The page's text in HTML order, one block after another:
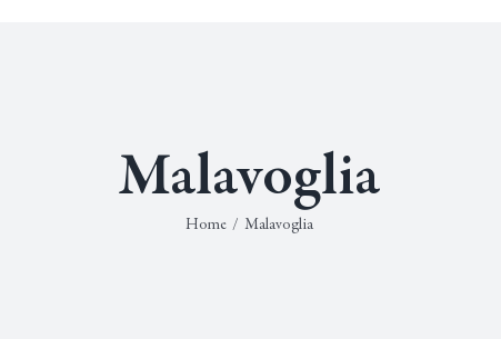
Malavoglia
Home / Malavoglia